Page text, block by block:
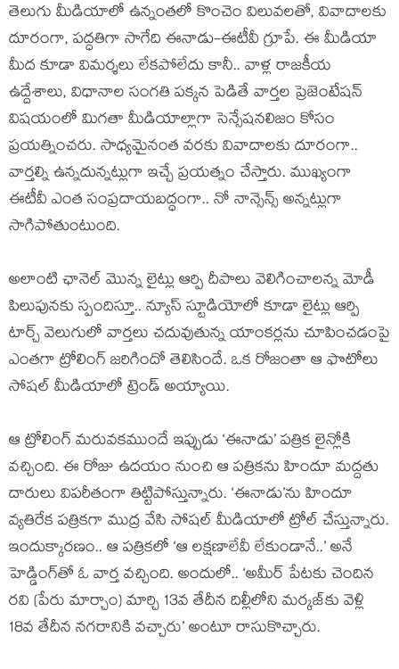
తెలుగు మీడియాలో ఉన్నంతలో కొంచెం విలువలతో, వివాదాలకు
దూరంగా, పద్ధతిగా సాగేది ఈనాడు-ఈటీవీ గ్రూపే. ఈ మీడియా
మీద కూడా విమర్శలు లేకపోలేదు కానీ.. వాళ్ల రాజకీయ
ఉద్దేశాలు, విధానాల సంగతి పక్కన పెడితే వార్తల ప్రెజెంటేషన్
విషయంలో మిగతా మీడియాల్లాగా సెన్సేషనలిజం కోసం
ప్రయత్నించరు. సాధ్యమైనంత వరకు వివాదాలకు దూరంగా..
వార్తల్ని ఉన్నదున్నట్లుగా ఇచ్చే ప్రయత్నం చేస్తారు. ముఖ్యంగా
ఈటీవీ ఎంత సంప్రదాయబద్ధంగా.. నో నాన్సెన్స్ అన్నట్లుగా
సాగిపోతుంటుంది.
అలాంటి ఛానెల్ మొన్న లైట్లు ఆర్పి దీపాలు వెలిగించాలన్న మోడీ
పిలుపునకు స్పందిస్తూ.. న్యూస్ స్టూడియోలో కూడా లైట్లు ఆర్పి
టార్చ్ వెలుగులో వార్తలు చదువుతున్న యాంకర్లను చూపించడంపై
ఎంతగా ట్రోలింగ్ జరిగిందో తెలిసిందే. ఒక రోజంతా ఆ ఫొటోలు
సోషల్ మీడియాలో ట్రెండ్ అయ్యాయి.
ఆ ట్రోలింగ్ మరువకముందే ఇప్పుడు ‘ఈనాడు’ పత్రిక లైన్లోకి
వచ్చింది. ఈ రోజు ఉదయం నుంచి ఆ పత్రికను హిందూ మద్దతు
దారులు విపరీతంగా తిట్టిపోస్తున్నారు. ‘ఈనాడు’ను హిందూ
వ్యతిరేక పత్రికగా ముద్ర వేసి సోషల్ మీడియాలో ట్రోల్ చేస్తున్నారు.
ఇందుక్కారణం.. ఆ పత్రికలో ‘ఆ లక్షణాలేవీ లేకుండానే..’ అనే
హెడ్డింగ్‌తో ఓ వార్త వచ్చింది. అందులో.. ‘అమీర్ పేటకు చెందిన
రవి (పేరు మార్చాం) మార్చి 13వ తేదీన దిల్లీలోని మర్కజ్‌కు వెళ్లి
18వ తేదీన నగరానికి వచ్చారు’ అంటూ రాసుకొచ్చారు.